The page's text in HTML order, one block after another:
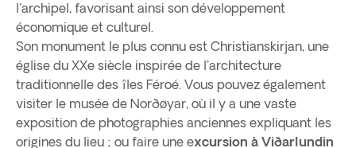
l'archipel, favorisant ainsi son développement
économique et culturel.
Son monument le plus connu est Christianskirjan, une
église du XXe siècle inspirée de l'architecture
traditionnelle des îles Féroé. Vous pouvez également
visiter le musée de Norðøyar, où il y a une vaste
exposition de photographies anciennes expliquant les
origines du lieu ; ou faire une excursion à Viðarlundin